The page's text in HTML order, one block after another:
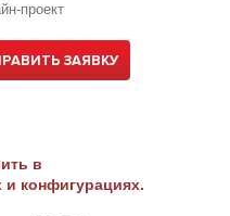
проект
ЗАЯВКУ
в
и конфигурациях.